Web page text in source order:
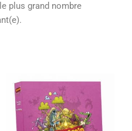
plus grand nombre